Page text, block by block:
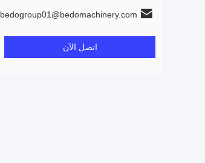
bedogroup01@bedomachinery.com
اتصل الآن